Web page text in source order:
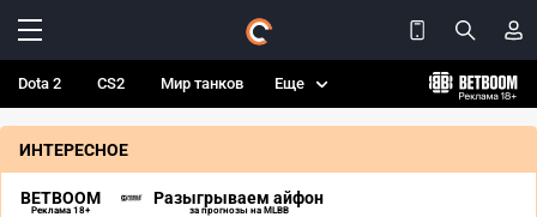
Dota 2 CS2 Мир танков Еще
ИНТЕРЕСНОЕ
BETBOOM
Реклама 18+
Разыгрываем айфон
за прогнозы на MLBB